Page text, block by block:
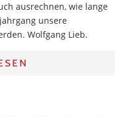
ausrechnen, wie lange
unsere
Wolfgang Lieb.